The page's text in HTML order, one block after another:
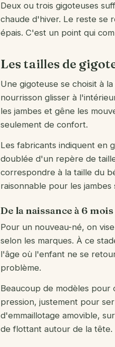
Deux ou trois gigoteuses
chaude d'hiver. Le reste se
épais. C'est un point qui
Les tailles de
Une gigoteuse se choisit à
nourrisson glisser à
les jambes et gêne les
seulement de confort.
Les fabricants indiquent en
doublée d'un repère de
correspondre à la taille du
raisonnable pour les jambes
De la naissance à 6 mois
Pour un nouveau-né, on
selon les marques. À ce
l'âge où l'enfant ne se
problème.
Beaucoup de modèles
pression, justement pour
d'emmaillotage amovible,
de flottant autour de la tête.